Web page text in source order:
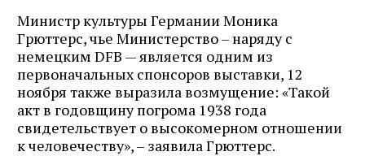
Министр культуры Германии Моника
Грюттерс, чье Министерство – наряду с
немецким DFB — является одним из
первоначальных спонсоров выставки, 12
ноября также выразила возмущение: «Такой
акт в годовщину погрома 1938 года
свидетельствует о высокомерном отношении
к человечеству», – заявила Грюттерс.